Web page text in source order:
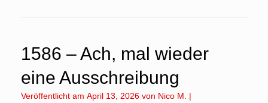
1586 – Ach, mal wieder
eine Ausschreibung
Veröffentlicht am April 13, 2026 von Nico M.
|